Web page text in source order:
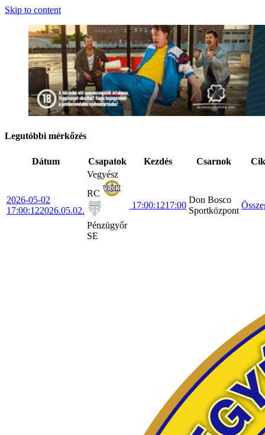
Skip to content
Legutóbbi mérkőzés
Dátum Csapatok Kezdés Csarnok
2026-05-02
17:00:122026.05.02.
Vegyész
RC
Pénzügyőr
SE
17:00:1217:00
Don Bosco
Sportközpont